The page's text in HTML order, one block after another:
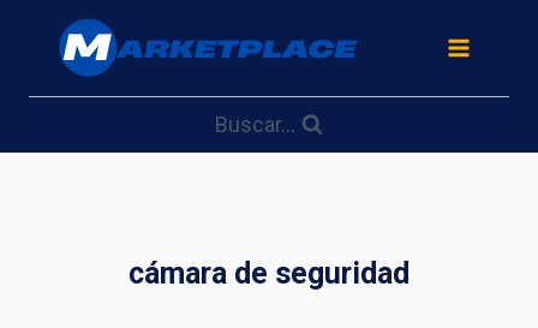
contenido
Buscar...
cámara de seguridad